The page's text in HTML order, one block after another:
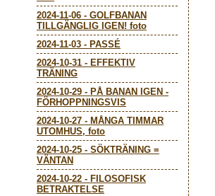
2024-11-06 - GOLFBANAN
TILLGÄNGLIG IGEN! foto
2024-11-03 - PASSÉ
2024-10-31 - EFFEKTIV
TRÄNING
2024-10-29 - PÅ BANAN IGEN -
FÖRHOPPNINGSVIS
2024-10-27 - MÅNGA TIMMAR
UTOMHUS, foto
2024-10-25 - SÖKTRÄNING =
VÄNTAN
2024-10-22 - FILOSOFISK
BETRAKTELSE